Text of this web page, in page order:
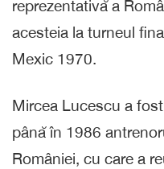
reprezentativă a
acesteia la turneul
Mexic 1970.
Mircea Lucescu a
până în 1986
României, cu care a